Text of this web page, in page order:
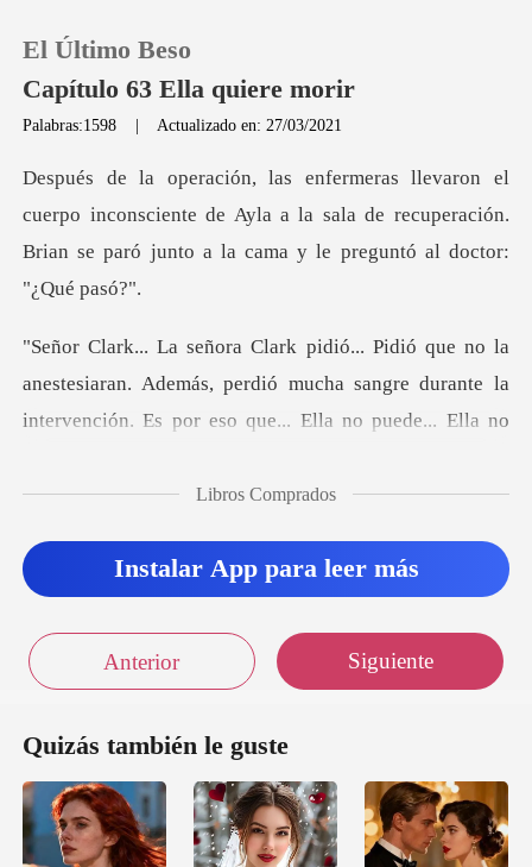
0
Recargar
Salir
El Último Beso
Capítulo 63 Ella quiere morir
Palabras:1598 | Actualizado en: 27/03/2021
inconsciente de Ayla a la sala de recuperación.
Brian se
estesiaran. Además, perdió mucha sangre durante la
interven
Libros Comprados
Instalar App para leer más
Anterior Siguiente
Quizás también le guste